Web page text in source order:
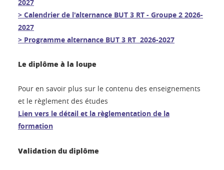
2027
> Calendrier de l'alternance BUT 3 RT - Groupe 2 2026-
2027
> Programme alternance BUT 3 RT 2026-2027
Le diplôme à la loupe
Pour en savoir plus sur le contenu des enseignements
et le règlement des études
Lien vers le détail et la règlementation de la
formation
Validation du diplôme